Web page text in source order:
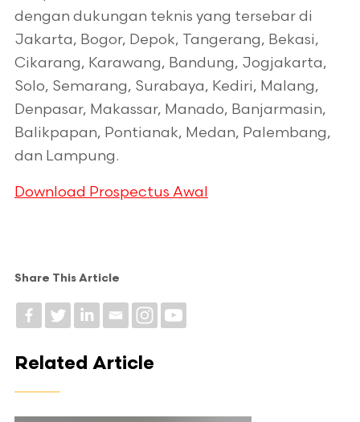
dengan dukungan teknis yang tersebar di
Jakarta, Bogor, Depok, Tangerang, Bekasi,
Cikarang, Karawang, Bandung, Jogjakarta,
Solo, Semarang, Surabaya, Kediri, Malang,
Denpasar, Makassar, Manado, Banjarmasin,
Balikpapan, Pontianak, Medan, Palembang,
dan Lampung.
Download Prospectus Awal
Share This Article
Related Article